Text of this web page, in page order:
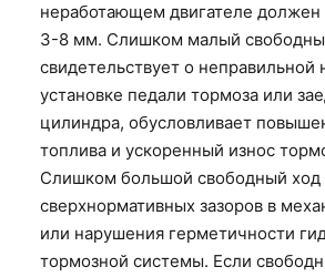
неработающем двигателе
3-8 мм. Слишком малый
свидетельствует о неправильной
установке педали тормоза или
цилиндра, обусловливает
топлива и ускоренный износ
Слишком большой свободный ход
сверхнормативных зазоров в
или нарушения герметичности
тормозной системы. Если